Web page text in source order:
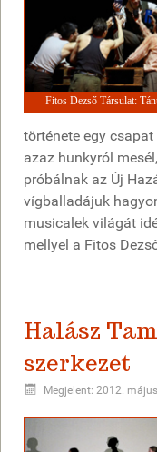
Fitos Dezső Társulat:
története egy
azaz hunkyról
próbálnak az Új
vígballadájuk
musicalek világát
mellyel a Fitos
Halász
szerkezet
Megjelent: 2012.